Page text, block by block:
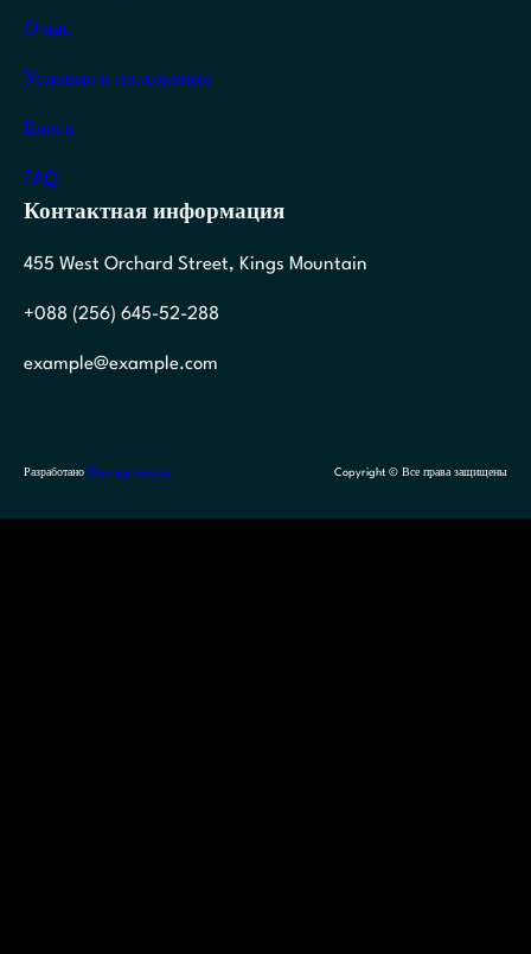
О нас
Условия и положения
Блоги
FAQ
Контактная информация
455 West Orchard Street, Kings Mountain
+088 (256) 645-52-288
example@example.com
Разработано Themegrove.com Copyright © Все права защищены